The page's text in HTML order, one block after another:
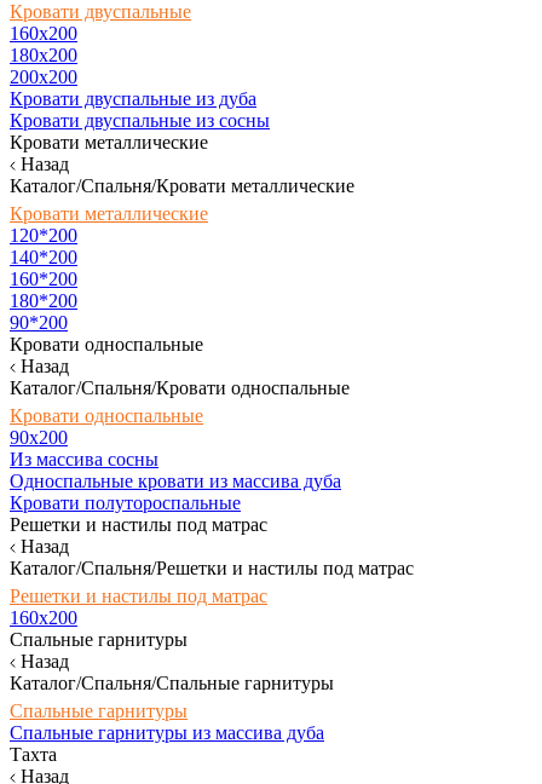
Кровати двуспальные
160х200
180x200
200x200
Кровати двуспальные из дуба
Кровати двуспальные из сосны
Кровати металлические
Назад
Каталог/Спальня/Кровати металлические
Кровати металлические
120*200
140*200
160*200
180*200
90*200
Кровати односпальные
Назад
Каталог/Спальня/Кровати односпальные
Кровати односпальные
90х200
Из массива сосны
Односпальные кровати из массива дуба
Кровати полутороспальные
Решетки и настилы под матрас
Назад
Каталог/Спальня/Решетки и настилы под матрас
Решетки и настилы под матрас
160х200
Спальные гарнитуры
Назад
Каталог/Спальня/Спальные гарнитуры
Спальные гарнитуры
Спальные гарнитуры из массива дуба
Тахта
Назад